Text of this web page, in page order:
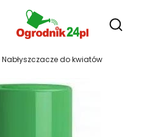
Otwórz
Nabłyszczacze do kwiatów